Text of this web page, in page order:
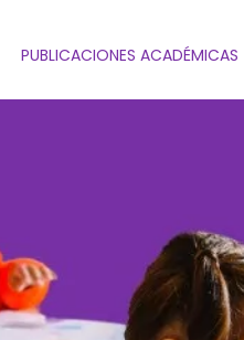
PUBLICACIONES ACADÉMICAS